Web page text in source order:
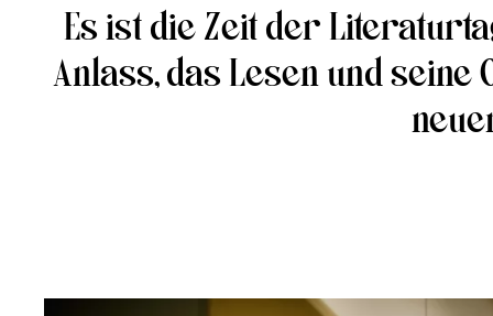
Es ist die Zeit der
Anlass, das Lesen und